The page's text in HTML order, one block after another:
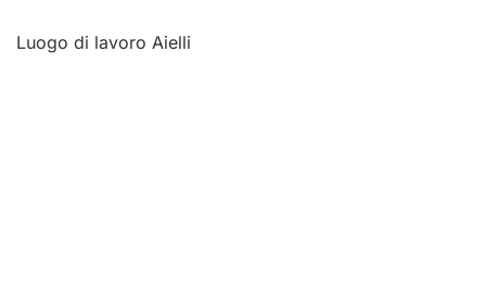
Luogo di lavoro Aielli